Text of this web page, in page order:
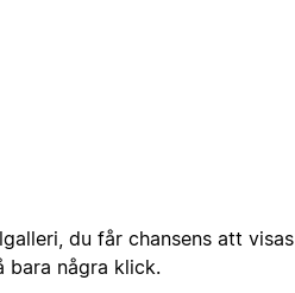
du får chansens att visas
bara några klick.